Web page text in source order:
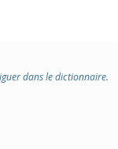
dans le dictionnaire.